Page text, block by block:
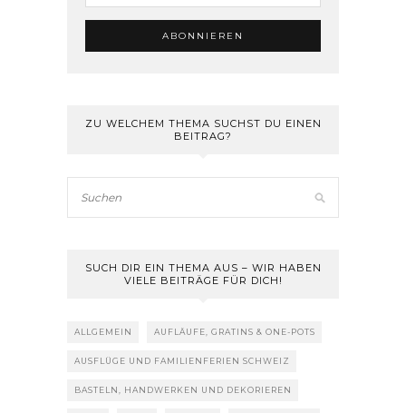
ZU WELCHEM THEMA SUCHST DU EINEN
BEITRAG?
SUCH DIR EIN THEMA AUS – WIR HABEN
VIELE BEITRÄGE FÜR DICH!
ALLGEMEIN AUFLÄUFE, GRATINS & ONE-POTS
AUSFLÜGE UND FAMILIENFERIEN SCHWEIZ
BASTELN, HANDWERKEN UND DEKORIEREN